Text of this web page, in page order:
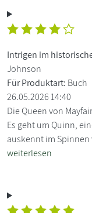
Intrigen im
Johnson
Für Produktart: Buch
26.05.2026 14:40
Die Queen von
Es geht um Quinn,
auskennt im Spinnen
weiterlesen